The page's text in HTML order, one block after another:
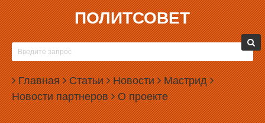
ПОЛИТСОВЕТ
Главная Статьи Новости Мастрид
Новости партнеров О проекте
15.03.2017, 11:28
ЗЯТЯ ЕЛЬЦИНА ОСТАВЯТ ЗАМЕСТИТЕЛЕМ
МИНИСТРА ТРАНСПОРТА РФ
Министерство транспорта РФ продлило контракт с заместителем
министра Валерием Окуловым. Он сохранил свой пост несмотря
на пенсионный возраст.